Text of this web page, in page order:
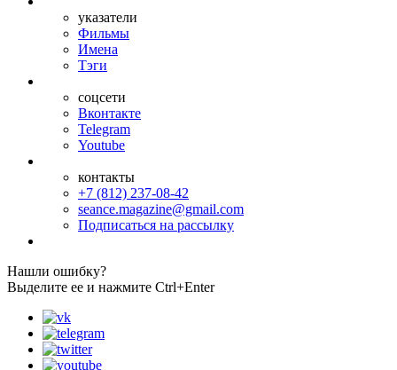
указатели
Фильмы
Имена
Тэги
соцсети
Вконтакте
Telegram
Youtube
контакты
+7 (812) 237-08-42
seance.magazine@gmail.com
Подписаться на рассылку
Нашли ошибку?
Выделите ее и нажмите Ctrl+Enter